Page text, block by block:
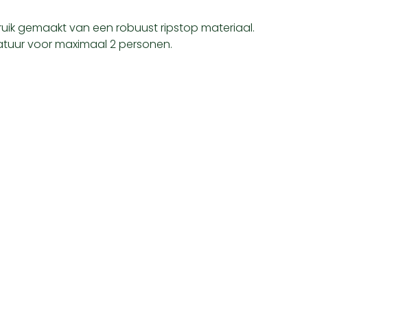
gemaakt van een robuust ripstop materiaal.
voor maximaal 2 personen.